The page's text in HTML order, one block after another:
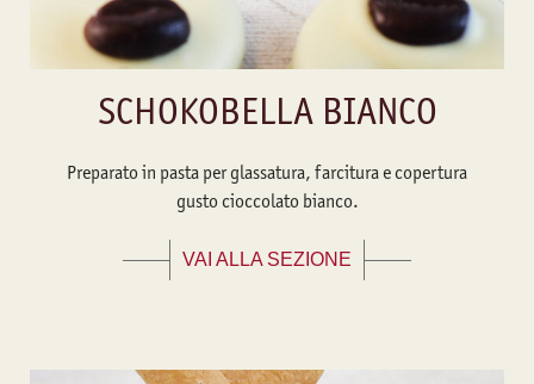
SCHOKOBELLA BIANCO
Preparato in pasta per glassatura, farcitura e copertura
gusto cioccolato bianco.
VAI ALLA SEZIONE